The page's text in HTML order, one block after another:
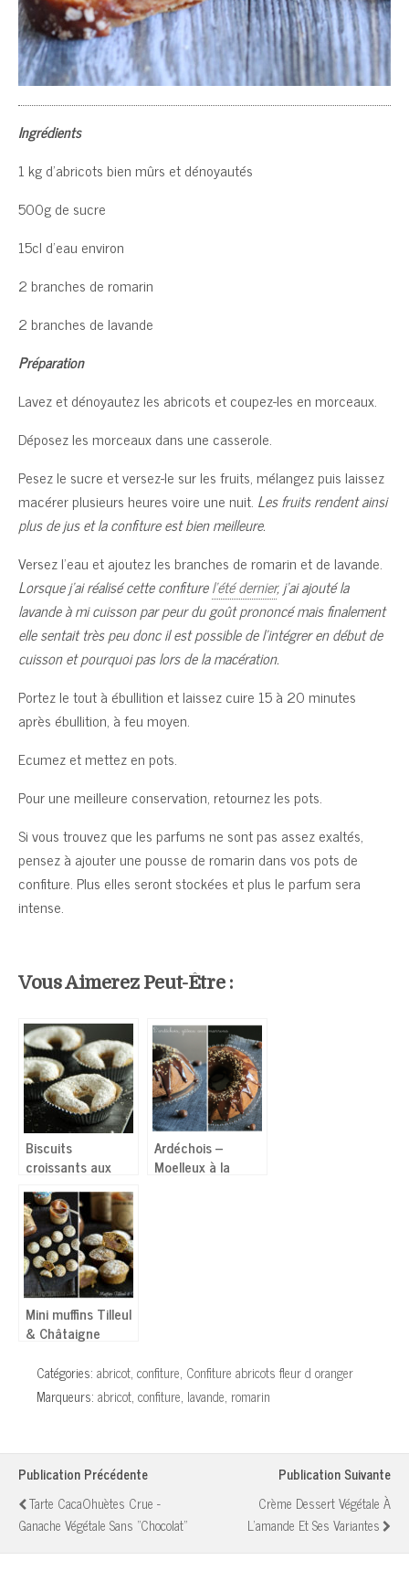
Ingrédients
1 kg d’abricots bien mûrs et dénoyautés
500g de sucre
15cl d’eau environ
2 branches de romarin
2 branches de lavande
Préparation
Lavez et dénoyautez les abricots et coupez-les en morceaux.
Déposez les morceaux dans une casserole.
Pesez le sucre et versez-le sur les fruits, mélangez puis laissez
macérer plusieurs heures voire une nuit. Les fruits rendent ainsi
plus de jus et la confiture est bien meilleure.
Versez l’eau et ajoutez les branches de romarin et de lavande.
Lorsque j’ai réalisé cette confiturel’été dernier, j’ai ajouté la
lavande à mi cuisson par peur du goût prononcé mais finalement
elle sentait très peu donc il est possible de l’intégrer en début de
cuisson et pourquoi pas lors de la macération.
Portez le tout à ébullition et laissez cuire 15 à 20 minutes
après ébullition, à feu moyen.
Ecumez et mettez en pots.
Pour une meilleure conservation, retournez les pots.
Si vous trouvez que les parfums ne sont pas assez exaltés,
pensez à ajouter une pousse de romarin dans vos pots de
confiture. Plus elles seront stockées et plus le parfum sera
intense.
Vous Aimerez Peut-Être :
Biscuits
croissants aux
amandes & citron
Ardéchois –
Moelleux à la
Mini muffins Tilleul
& Châtaigne
Catégories: abricot, confiture, Confiture abricots fleur d oranger
Marqueurs: abricot, confiture, lavande, romarin
Publication Précédente
Tarte CacaOhuètes Crue -
Ganache Végétale Sans "chocolat"
Publication Suivante
Crème Dessert Végétale À
L'amande Et Ses Variantes